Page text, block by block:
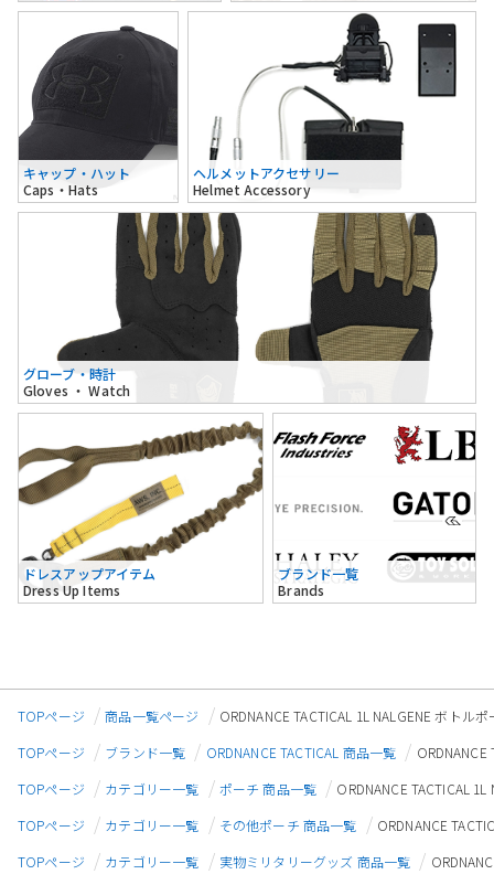
キャップ・ハット
Caps・Hats
ヘルメットアクセサリー
Helmet Accessory
グローブ・時計
Gloves ・ Watch
ドレスアップアイテム
Dress Up Items
ブランド一覧
Brands
TOPページ 商品一覧ページ
ORDNANCE TACTICAL 1L NALGENE ボトル
TOPページ
ブランド一覧 ORDNANCE TACTICAL 商品一覧
TOPページ
カテゴリー一覧 ポーチ 商品一覧
ORDNANCE TACTICAL
TOPページ
カテゴリー一覧 その他ポーチ 商品一覧
ORDNANCE
TOPページ
カテゴリー一覧 実物ミリタリーグッズ 商品一覧